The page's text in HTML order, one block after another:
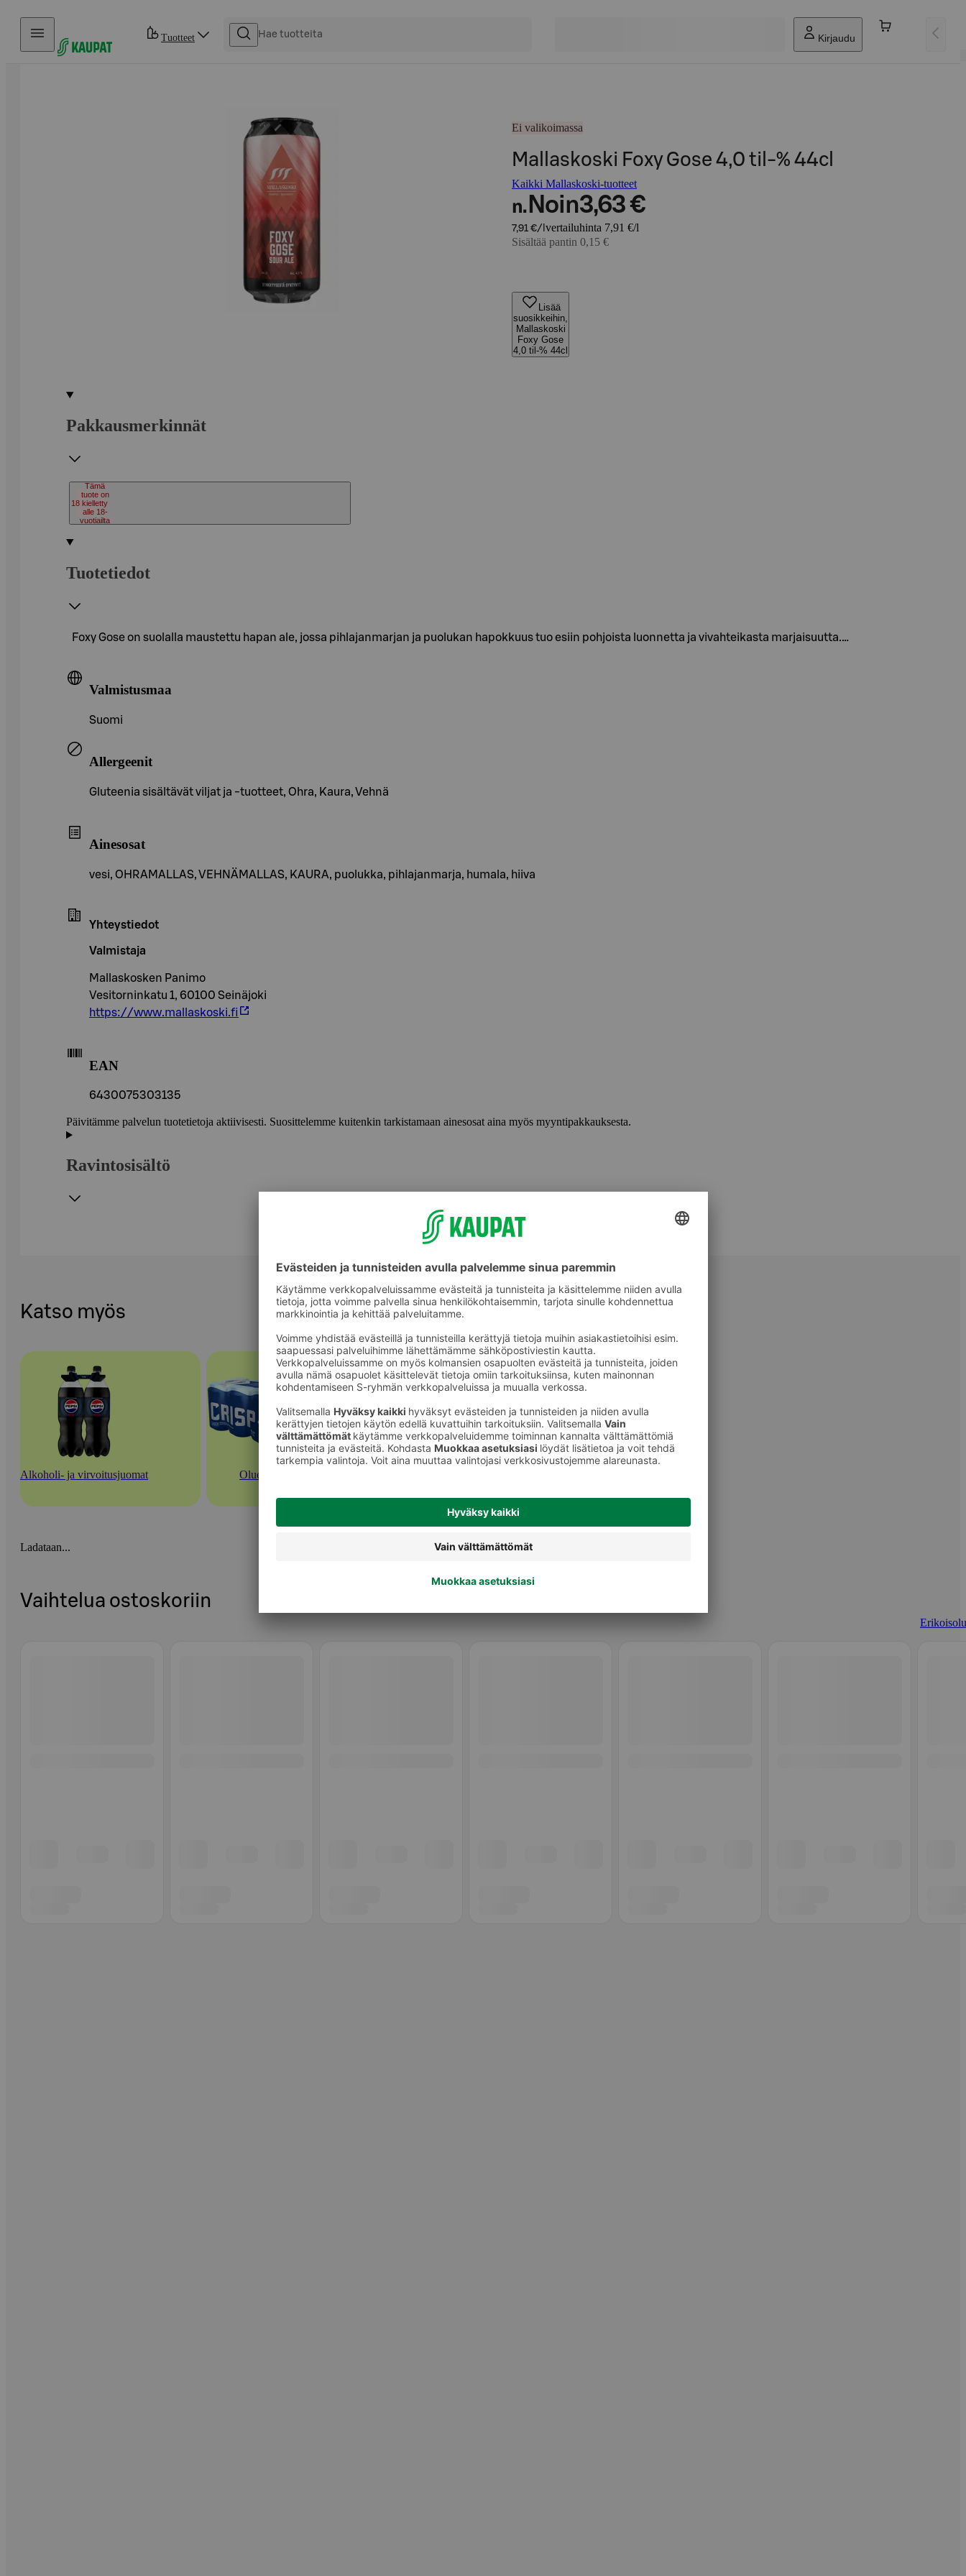
Hyppää sisältöön
Tuotteet Kirjaudu
Ei valikoimassa
Mallaskoski Foxy Gose 4,0 til-% 44cl
Kaikki Mallaskoski-tuotteet
n. Noin3,63 €
7,91 €/l vertailuhinta 7,91 €/l
Sisältää pantin 0,15 €
Lisää
suosikkeihin,
Mallaskoski
Foxy Gose
4,0 til-% 44cl
Pakkausmerkinnät
18
Tämä
tuote on
kielletty
alle 18-
vuotiailta
Tuotetiedot
Foxy Gose on suolalla maustettu hapan ale, jossa pihlajanmarjan ja puolukan hapokkuus tuo esiin pohjoista luonnetta ja vivahteikasta marjaisuutta.…
Valmistusmaa
Suomi
Allergeenit
Gluteenia sisältävät viljat ja -tuotteet, Ohra, Kaura, Vehnä
Ainesosat
vesi, OHRAMALLAS, VEHNÄMALLAS, KAURA, puolukka, pihlajanmarja, humala, hiiva
Yhteystiedot
Valmistaja
Mallaskosken Panimo
Vesitorninkatu 1, 60100 Seinäjoki
https://www.mallaskoski.fi
EAN
6430075303135
Päivitämme palvelun tuotetietoja aktiivisesti. Suosittelemme kuitenkin tarkistamaan ainesosat aina myös myyntipakkauksesta.
Ravintosisältö
Katso myös
Alkoholi- ja virvoitusjuomat Oluet
Ladataan...
Vaihtelua ostoskoriin